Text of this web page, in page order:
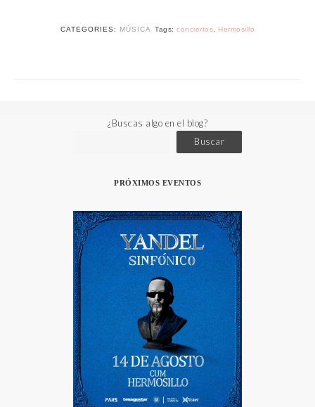
CATEGORIES: MÚSICA Tags: conciertos Hermosillo
¿Buscas algo en el blog?
Buscar
PRÓXIMOS EVENTOS